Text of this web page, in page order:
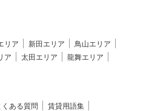
リア 新田エリア
鳥山エリア
ア 太田エリア
龍舞エリア
くある質問
賃貸用語集